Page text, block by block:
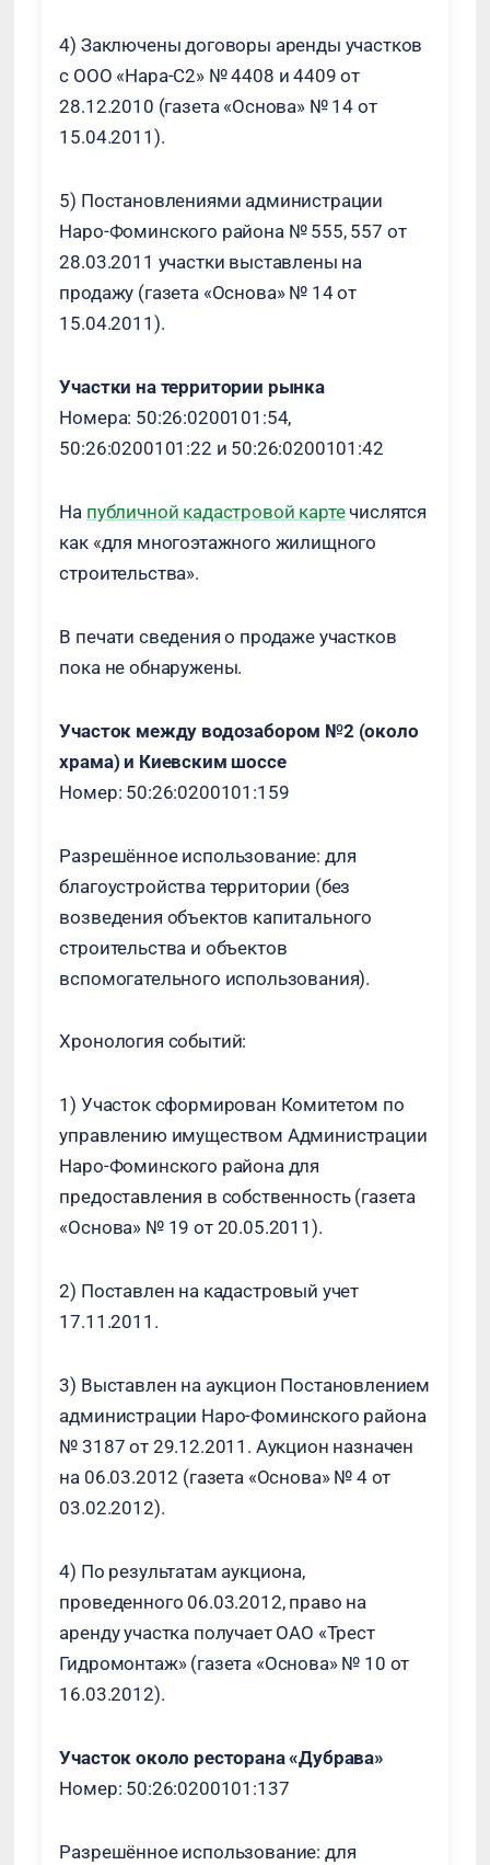
4) Заключены договоры аренды участков
с ООО «Нара-С2» № 4408 и 4409 от
28.12.2010 (газета «Основа» № 14 от
15.04.2011).
5) Постановлениями администрации
Наро-Фоминского района № 555, 557 от
28.03.2011 участки выставлены на
продажу (газета «Основа» № 14 от
15.04.2011).
Участки на территории рынка
Номера: 50:26:0200101:54,
50:26:0200101:22 и 50:26:0200101:42
На публичной кадастровой картечислятся
как «для многоэтажного жилищного
строительства».
В печати сведения о продаже участков
пока не обнаружены.
Участок между водозабором №2 (около
храма) и Киевским шоссе
Номер: 50:26:0200101:159
Разрешённое использование: для
благоустройства территории (без
возведения объектов капитального
строительства и объектов
вспомогательного использования).
Хронология событий:
1) Участок сформирован Комитетом по
управлению имуществом Администрации
Наро-Фоминского района для
предоставления в собственность (газета
«Основа» № 19 от 20.05.2011).
2) Поставлен на кадастровый учет
17.11.2011.
3) Выставлен на аукцион Постановлением
администрации Наро-Фоминского района
№ 3187 от 29.12.2011. Аукцион назначен
на 06.03.2012 (газета «Основа» № 4 от
03.02.2012).
4) По результатам аукциона,
проведенного 06.03.2012, право на
аренду участка получает ОАО «Трест
Гидромонтаж» (газета «Основа» № 10 от
16.03.2012).
Участок около ресторана «Дубрава»
Номер: 50:26:0200101:137
Разрешённое использование: для